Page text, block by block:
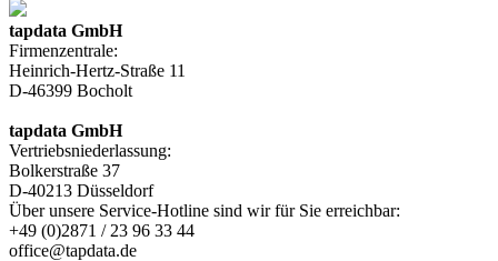
tapdata GmbH
Firmenzentrale:
Heinrich-Hertz-Straße 11
D-46399 Bocholt
tapdata GmbH
Vertriebsniederlassung:
Bolkerstraße 37
D-40213 Düsseldorf
Über unsere Service-Hotline sind wir für Sie erreichbar:
+49 (0)2871 / 23 96 33 44
office@tapdata.de